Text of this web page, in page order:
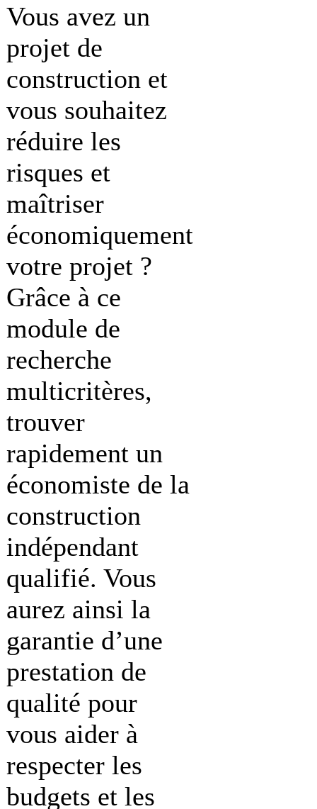
Vous avez un
projet de
construction et
vous souhaitez
réduire les
risques et
maîtriser
économiquement
votre projet ?
Grâce à ce
module de
recherche
multicritères,
trouver
rapidement un
économiste de la
construction
indépendant
qualifié. Vous
aurez ainsi la
garantie d’une
prestation de
qualité pour
vous aider à
respecter les
budgets et les